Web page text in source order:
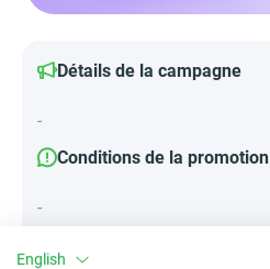
Détails de la campagne
-
Conditions de la promotion
-
English